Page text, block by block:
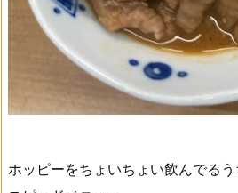
ホッピーをちょいちょい飲んでる